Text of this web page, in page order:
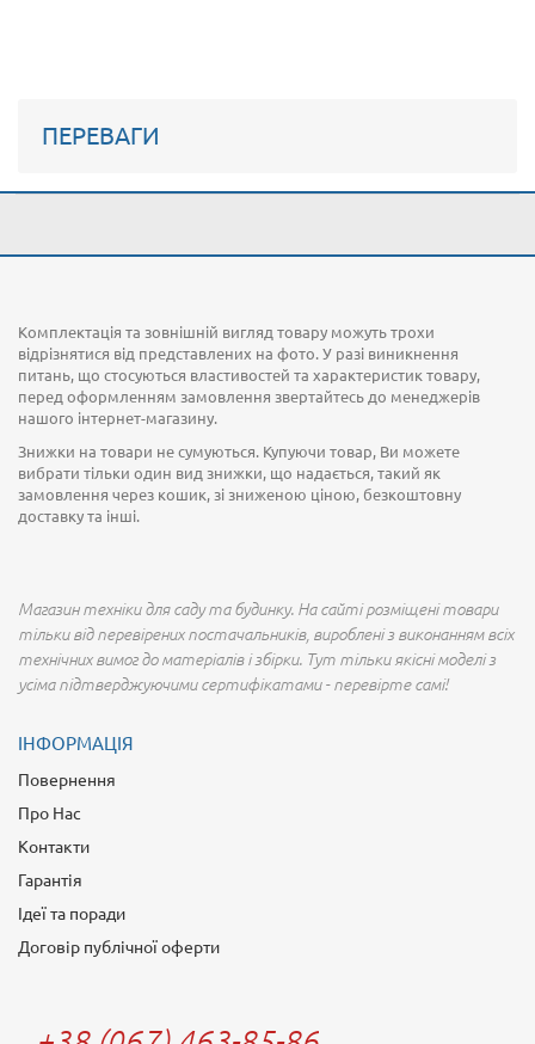
ПЕРЕВАГИ
Комплектація та зовнішній вигляд товару можуть трохи
відрізнятися від представлених на фото. У разі виникнення
питань, що стосуються властивостей та характеристик товару,
перед оформленням замовлення звертайтесь до менеджерів
нашого інтернет-магазину.
Знижки на товари не сумуються. Купуючи товар, Ви можете
вибрати тільки один вид знижки, що надається, такий як
замовлення через кошик, зі зниженою ціною, безкоштовну
доставку та інші.
Магазин техніки для саду та будинку. На сайті розміщені товари
тільки від перевірених постачальників, вироблені з виконанням всіх
технічних вимог до матеріалів і збірки. Тут тільки якісні моделі з
усіма підтверджуючими сертифікатами - перевірте самі!
ІНФОРМАЦІЯ
Повернення
Про Нас
Контакти
Гарантія
Ідеї та поради
Договір публічної оферти